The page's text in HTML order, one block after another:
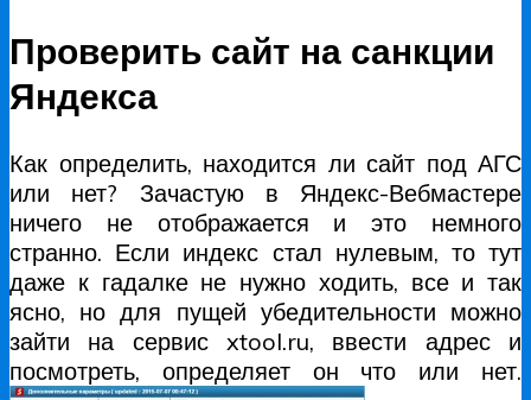
Проверить сайт на санкции
Яндекса
Как определить, находится ли сайт под АГС
или нет? Зачастую в Яндекс-Вебмастере
ничего не отображается и это немного
странно. Если индекс стал нулевым, то тут
даже к гадалке не нужно ходить, все и так
ясно, но для пущей убедительности можно
зайти на сервис xtool.ru, ввести адрес и
посмотреть, определяет он что или нет.